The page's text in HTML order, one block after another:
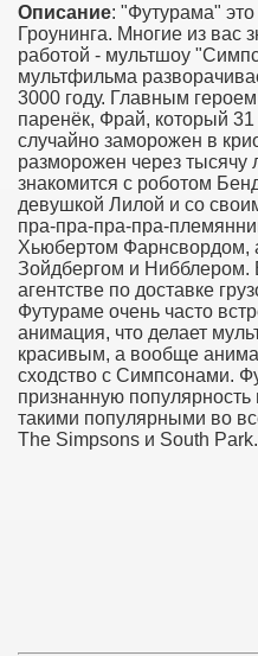
Описание: "Футурама"
Гроунинга. Многие из вас
работой - мультшоу
мультфильма
3000 году. Главным
паренёк, Фрай, который
случайно заморожен в
разморожен через тысячу
знакомится с роботом
девушкой Лилой и со
пра-пра-пра-пра-
Хьюбертом Фарнсвордом,
Зойдбергом и Нибблером.
агентстве по доставке
Футураме очень часто
анимация, что делает
красивым, а вообще
сходство с Симпсонами.
признанную популярность
такими популярными во
The Simpsons и South Park.